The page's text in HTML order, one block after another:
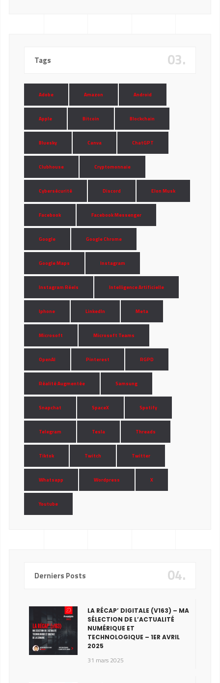
Tags 03.
Adobe Amazon Android
Apple Bitcoin Blockchain
Bluesky Canva ChatGPT
Clubhouse Cryptomonnaie
Cybersécurité Discord Elon Musk
Facebook Facebook Messenger
Google Google Chrome
Google Maps Instagram
Instagram Réels Intelligence Artificielle
Iphone LinkedIn Meta
Microsoft Microsoft Teams
OpenAI Pinterest RGPD
Réalité Augmentée Samsung
Snapchat SpaceX Spotify
Telegram Tesla Threads
Tiktok Twitch Twitter
Whatsapp Wordpress X
Youtube
Derniers Posts 04.
LA RÉCAP’ DIGITALE (V163) – MA
SÉLECTION DE L’ACTUALITÉ
NUMÉRIQUE ET
TECHNOLOGIQUE – 1ER AVRIL
2025
31 mars 2025